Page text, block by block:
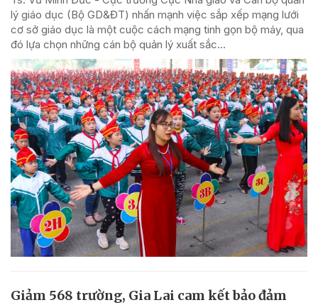
lý giáo dục (Bộ GD&ĐT) nhấn mạnh việc sắp xếp mạng lưới
cơ sở giáo dục là một cuộc cách mạng tinh gọn bộ máy, qua
đó lựa chọn những cán bộ quản lý xuất sắc...
Giảm 568 trường, Gia Lai cam kết bảo đảm